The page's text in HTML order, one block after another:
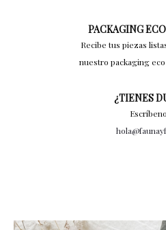
PACKAGING
Recibe tus piezas
nuestro packaging
¿TIENES